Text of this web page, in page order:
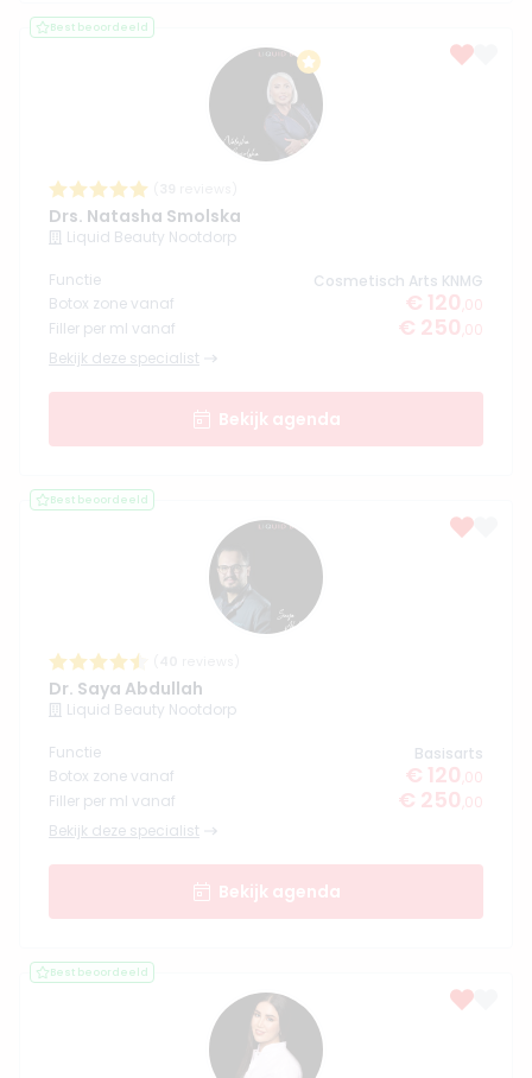
Best beoordeeld
Drs. Natasha Smolska
Liquid Beauty Nootdorp
Functie
Cosmetisch Arts KNMG
Botox zone vanaf
€ 120 ,00
Filler per ml vanaf
€ 250 ,00
Bekijk deze specialist
Bekijk agenda
Best beoordeeld
Dr. Saya Abdullah
Liquid Beauty Nootdorp
Functie
Basisarts
Botox zone vanaf
€ 120 ,00
Filler per ml vanaf
€ 250 ,00
Bekijk deze specialist
Bekijk agenda
Best beoordeeld